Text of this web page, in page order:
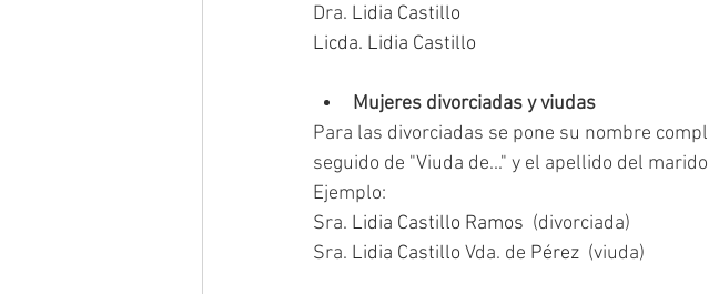
Dra. Lidia Castillo
Licda. Lidia Castillo
Mujeres divorciadas y viudas
Para las divorciadas se pone su nombre
seguido de "Viuda de..." y el apellido del
Ejemplo:
Sra. Lidia Castillo Ramos (divorciada)
Sra. Lidia Castillo Vda. de Pérez (viuda)